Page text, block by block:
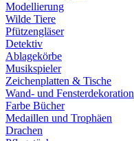
Modellierung
Wilde Tiere
Pfützengläser
Detektiv
Ablagekörbe
Musikspieler
Zeichenplatten & Tische
Wand- und Fensterdekoration
Farbe Bücher
Medaillen und Trophäen
Drachen